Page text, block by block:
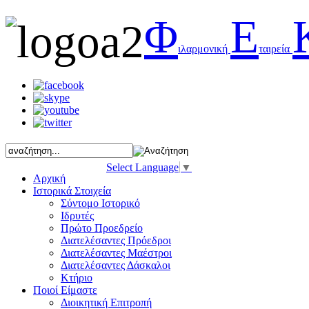
Φιλαρμονική Εταιρεία
Select Language ▼
Αρχική
Ιστορικά Στοιχεία
Σύντομο Ιστορικό
Ιδρυτές
Πρώτο Προεδρείο
Διατελέσαντες Πρόεδροι
Διατελέσαντες Μαέστροι
Διατελέσαντες Δάσκαλοι
Κτήριο
Ποιοί Είμαστε
Διοικητική Επιτροπή